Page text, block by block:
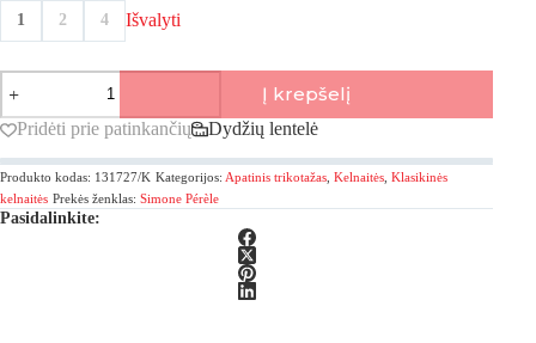
1 2 4 Išvalyti
produkto
kiekis:
Simone
Perele,
Andora
Klasikinės
kelnaitės
Į krepšelį
Pridėti prie patinkančių Dydžių lentelė
Produkto kodas: 131727/K Kategorijos: Apatinis trikotažas Kelnaitės Klasikinės
kelnaitės Prekės ženklas: Simone Pérèle
Pasidalinkite: